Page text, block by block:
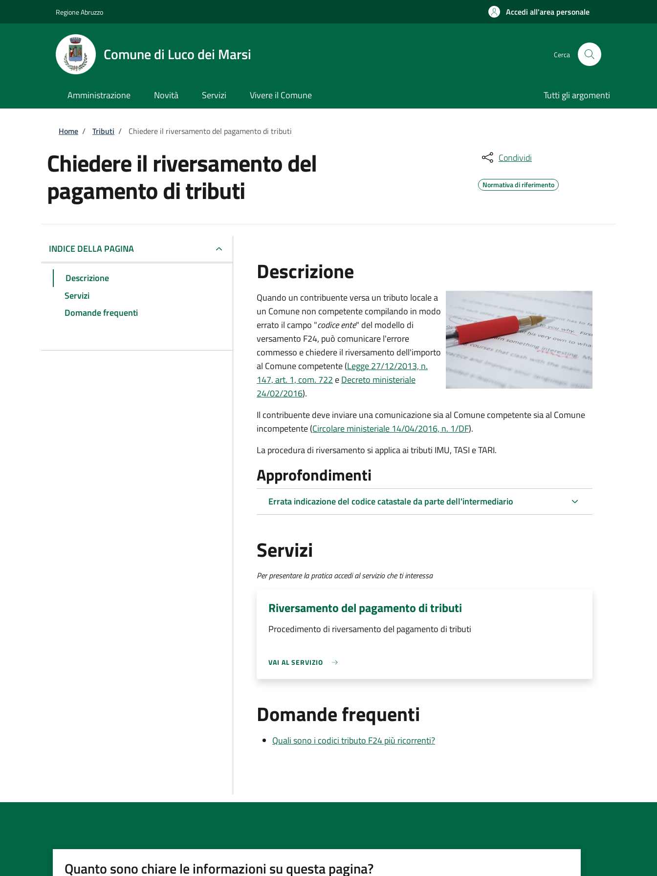
Regione Abruzzo Accedi all'area personale
Comune di Luco dei Marsi Cerca
Amministrazione Novità Servizi Vivere il Comune Tutti gli argomenti
Briciole di pane
Home / Tributi / Chiedere il riversamento del pagamento di tributi
Chiedere il riversamento del
pagamento di tributi
Condividi
Normativa di riferimento
INDICE DELLA PAGINA
Descrizione
Servizi
Domande frequenti
Descrizione
Quando un contribuente versa un tributo locale a
un Comune non competente compilando in modo
errato il campo "codice ente" del modello di
versamento F24, può comunicare l'errore
commesso e chiedere il riversamento dell'importo
al Comune competente (Legge 27/12/2013, n.
147, art. 1, com. 722 eDecreto ministeriale
24/02/2016).
Il contribuente deve inviare una comunicazione sia al Comune competente sia al Comune
incompetente (Circolare ministeriale 14/04/2016, n. 1/DF).
La procedura di riversamento si applica ai tributi IMU, TASI e TARI.
Approfondimenti
Errata indicazione del codice catastale da parte dell'intermediario
Servizi
Per presentare la pratica accedi al servizio che ti interessa
Riversamento del pagamento di tributi
Procedimento di riversamento del pagamento di tributi
VAI AL SERVIZIO
Domande frequenti
Quali sono i codici tributo F24 più ricorrenti?
Quanto sono chiare le informazioni su questa pagina?